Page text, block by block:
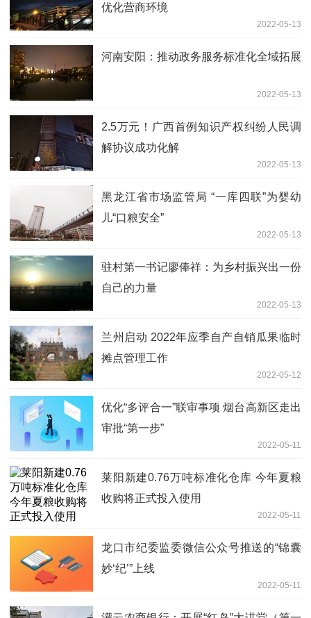
优化营商环境
2022-05-13
河南安阳：推动政务服务标准化全域拓展
2022-05-13
2.5万元！广西首例知识产权纠纷人民调
解协议成功化解
2022-05-13
黑龙江省市场监管局 “一库四联”为婴幼
儿“口粮安全”
2022-05-13
驻村第一书记廖俸祥：为乡村振兴出一份
自己的力量
2022-05-13
兰州启动 2022年应季自产自销瓜果临时
摊点管理工作
2022-05-12
优化“多评合一”联审事项 烟台高新区走出
审批“第一步”
2022-05-11
莱阳新建0.76万吨标准化仓库 今年夏粮
收购将正式投入使用
2022-05-11
龙口市纪委监委微信公众号推送的“锦囊
妙‘纪’”上线
2022-05-11